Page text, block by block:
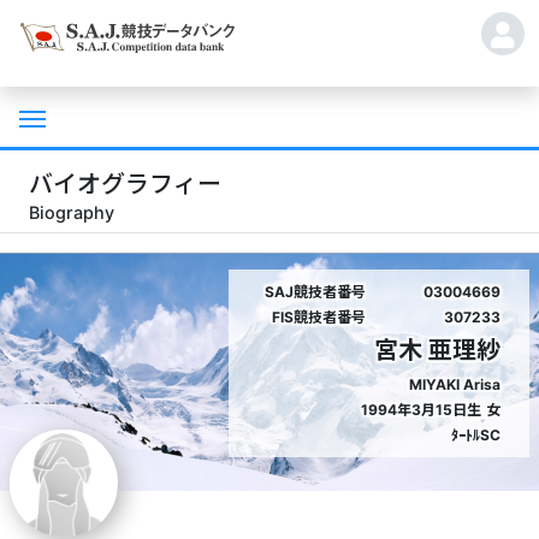
バイオグラフィー
Biography
SAJ競技者番号
03004669
FIS競技者番号
307233
宮木 亜理紗
MIYAKI Arisa
1994年3月15日生 女
ﾀｰﾄﾙSC